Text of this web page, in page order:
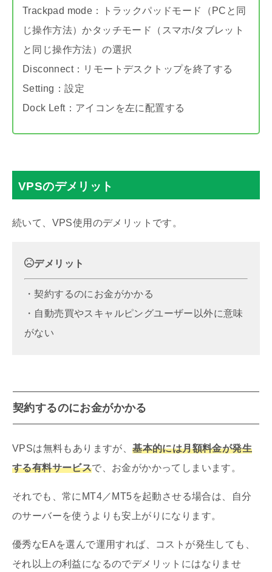
Trackpad mode：トラックパッドモード（PCと同
じ操作方法）かタッチモード（スマホ/タブレット
と同じ操作方法）の選択
Disconnect：リモートデスクトップを終了する
Setting：設定
Dock Left：アイコンを左に配置する
VPSのデメリット
続いて、VPS使用のデメリットです。
デメリット
・契約するのにお金がかかる
・自動売買やスキャルピングユーザー以外に意味
がない
契約するのにお金がかかる
VPSは無料もありますが、基本的には月額料金が発生
する有料サービスで、お金がかかってしまいます。
それでも、常にMT4／MT5を起動させる場合は、自分
のサーバーを使うよりも安上がりになります。
優秀なEAを選んで運用すれば、コストが発生しても、
それ以上の利益になるのでデメリットにはなりませ